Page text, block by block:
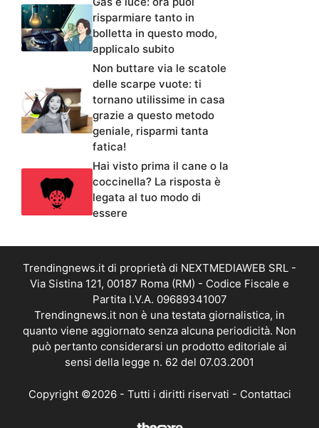
risparmiare tanto in
bolletta in questo modo,
applicalo subito
Non buttare via le scatole
delle scarpe vuote: ti
tornano utilissime in casa
grazie a questo metodo
geniale, risparmi tanta
fatica!
Hai visto prima il cane o la
coccinella? La risposta è
legata al tuo modo di
essere
Trendingnews.it di proprietà di NEXTMEDIAWEB SRL -
Via Sistina 121, 00187 Roma (RM) - Codice Fiscale e
Partita I.V.A. 09689341007
Trendingnews.it non è una testata giornalistica, in
quanto viene aggiornato senza alcuna periodicità. Non
può pertanto considerarsi un prodotto editoriale ai
sensi della legge n. 62 del 07.03.2001
Copyright ©2026 - Tutti i diritti riservati - Contattaci